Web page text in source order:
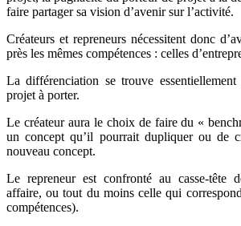
faire partager sa vision d’avenir sur l’activité.
Créateurs et repreneurs nécessitent donc
près les mêmes compétences : celles
La différenciation se trouve
projet à porter.
Le créateur aura le choix de faire du «
un concept qu’il pourrait dupliquer ou de
nouveau concept.
Le repreneur est confronté au casse-tête
affaire, ou tout du moins celle qui
compétences).